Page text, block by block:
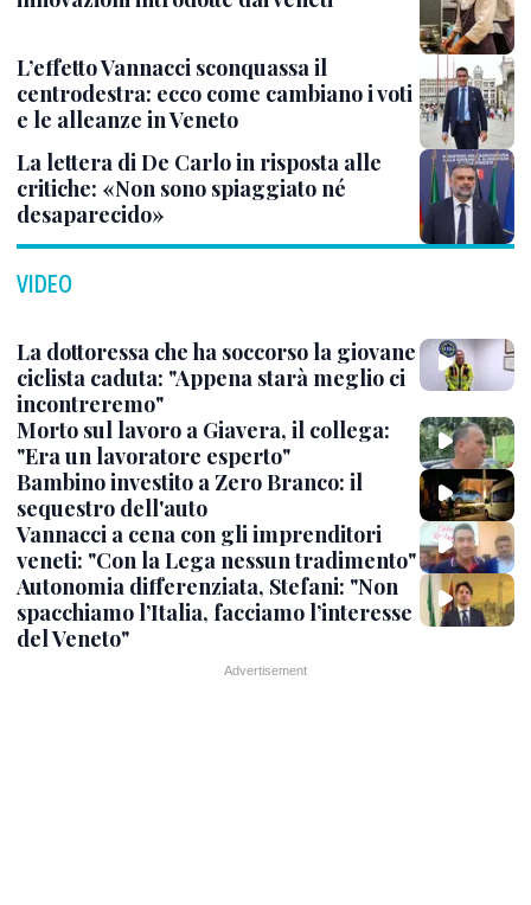
L’effetto Vannacci sconquassa il
centrodestra: ecco come cambiano i voti
e le alleanze in Veneto
La lettera di De Carlo in risposta alle
critiche: «Non sono spiaggiato né
desaparecido»
VIDEO
La dottoressa che ha soccorso la giovane
ciclista caduta: "Appena starà meglio ci
incontreremo"
Morto sul lavoro a Giavera, il collega:
"Era un lavoratore esperto"
Bambino investito a Zero Branco: il
sequestro dell'auto
Vannacci a cena con gli imprenditori
veneti: "Con la Lega nessun tradimento"
Autonomia differenziata, Stefani: "Non
spacchiamo l’Italia, facciamo l’interesse
del Veneto"